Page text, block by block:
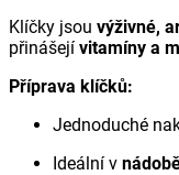
Klíčky jsou výživné,
přinášejí vitamíny a
Příprava klíčků:
Jednoduché
Ideální v